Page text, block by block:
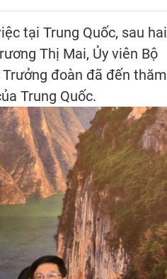
tại Trung Quốc, sau hai
Thị Mai, Ủy viên Bộ
đoàn đã đến thăm
Trung Quốc.